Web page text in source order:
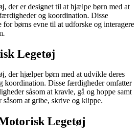
der er designet til at hjælpe børn med at
og koordination. Disse
børns evne til at udforske og interagere
Legetøj
der hjælper børn med at udvikle deres
koordination. Disse færdigheder omfatter
såsom at kravle, gå og hoppe samt
at gribe, skrive og klippe.
Legetøj